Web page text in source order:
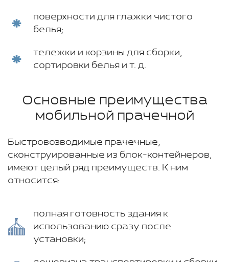
поверхности для глажки чистого
белья;
тележки и корзины для сборки,
сортировки белья и т. д.
Основные преимущества
мобильной прачечной
Быстровозводимые прачечные,
сконструированные из блок-контейнеров,
имеют целый ряд преимуществ. К ним
относится:
полная готовность здания к
использованию сразу после
установки;